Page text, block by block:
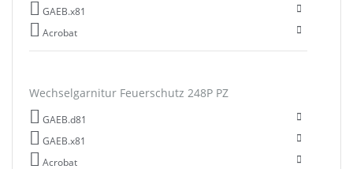
GAEB.x81
Acrobat
Wechselgarnitur Feuerschutz 248P PZ
GAEB.d81
GAEB.x81
Acrobat